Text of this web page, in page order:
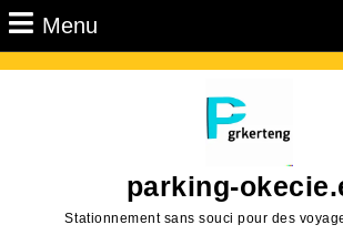
Passer
au
Menu
parking-
Stationnement sans souci pour des